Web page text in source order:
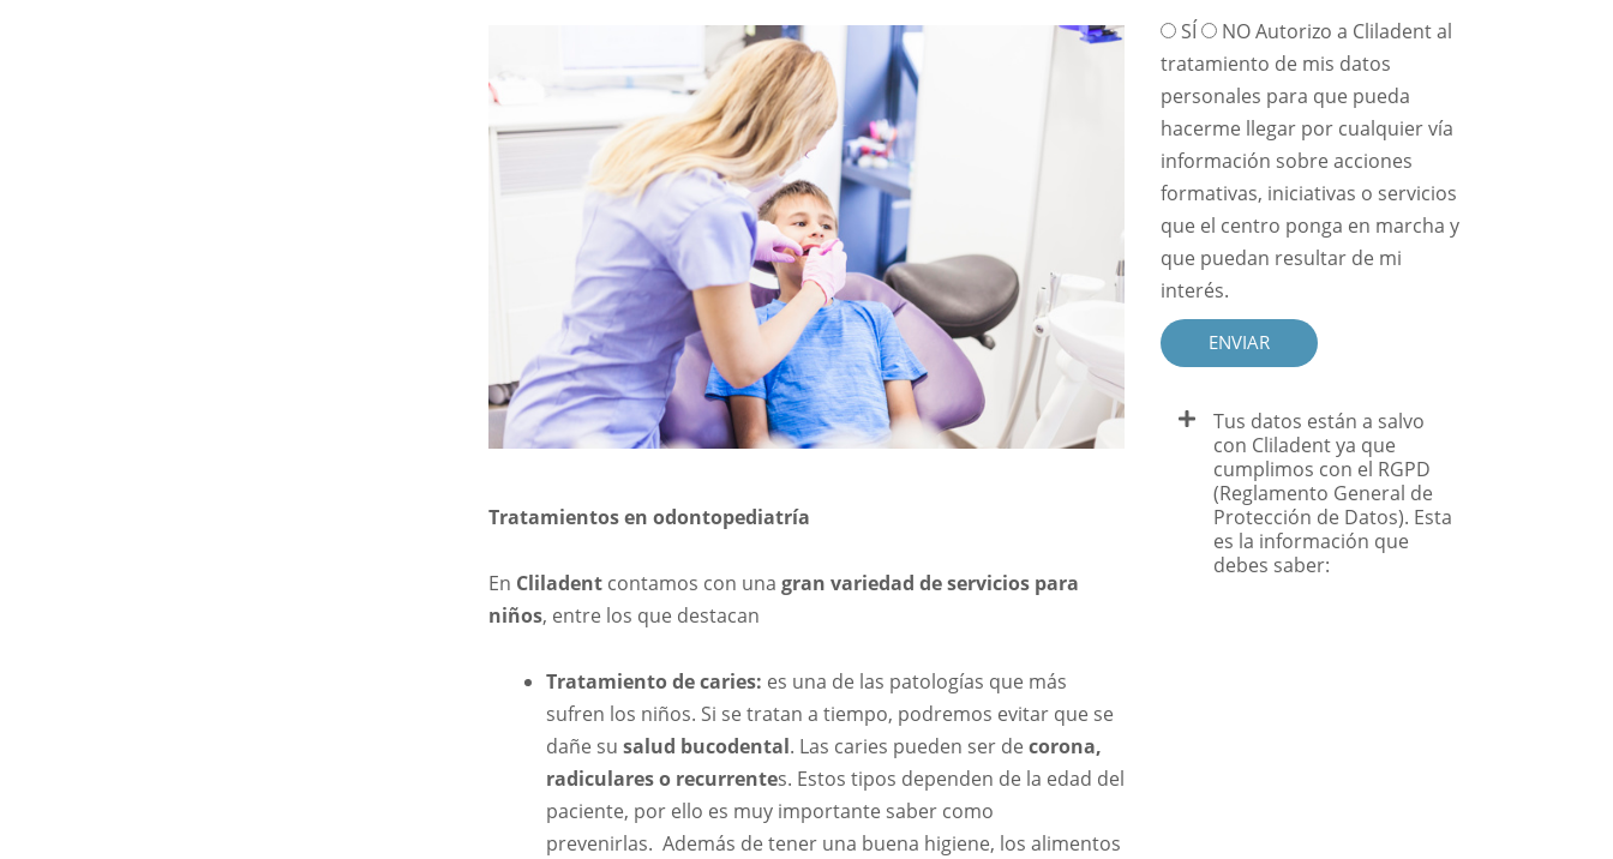
Tratamientos en odontopediatría
En Cliladent contamos con una gran variedad de servicios para
niños, entre los que destacan
Tratamiento de caries: es una de las patologías que más
sufren los niños. Si se tratan a tiempo, podremos evitar que se
dañe su salud bucodental. Las caries pueden ser de corona,
radiculares o recurrentes. Estos tipos dependen de la edad del
paciente, por ello es muy importante saber como
prevenirlas. Además de tener una buena higiene, los alimentos
SÍ
NO Autorizo a Cliladent al
tratamiento de mis datos
personales para que pueda
hacerme llegar por cualquier vía
información sobre acciones
formativas, iniciativas o servicios
que el centro ponga en marcha y
que puedan resultar de mi
interés.
ENVIAR
Tus datos están a salvo
con Cliladent ya que
cumplimos con el RGPD
(Reglamento General de
Protección de Datos). Esta
es la información que
debes saber: